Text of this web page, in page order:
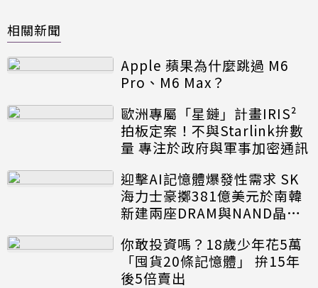
相關新聞
Apple 蘋果為什麼跳過 M6
Pro、M6 Max？
歐洲專屬「星鏈」計畫IRIS²
拍板定案！不與Starlink拚數
量 專注於政府與軍事加密通訊
迎擊AI記憶體爆發性需求 SK
海力士豪擲381億美元於南韓
新建兩座DRAM與NAND晶圓
你敢投資嗎？18歲少年花5萬
「囤貨20條記憶體」 拚15年
後5倍賣出